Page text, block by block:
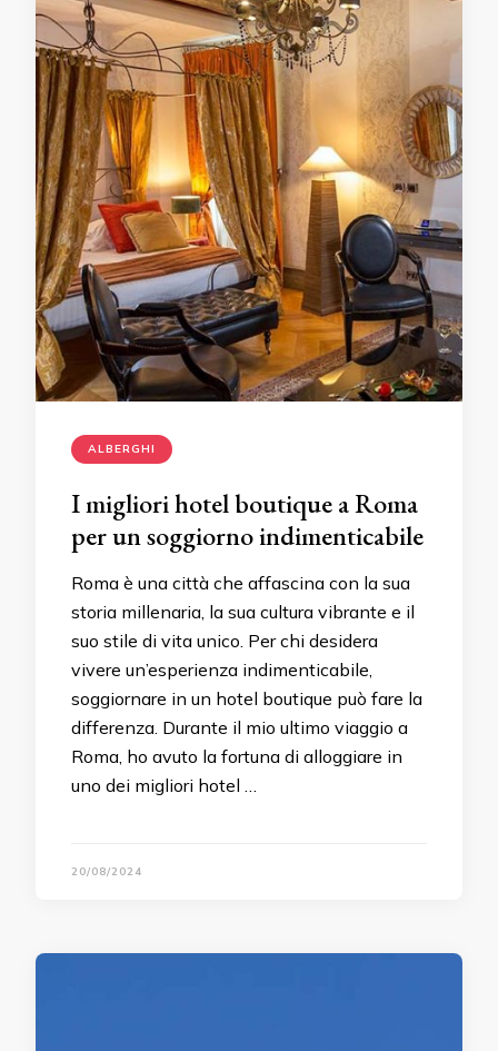
ALBERGHI
I migliori hotel boutique a Roma
per un soggiorno indimenticabile
Roma è una città che affascina con la sua
storia millenaria, la sua cultura vibrante e il
suo stile di vita unico. Per chi desidera
vivere un’esperienza indimenticabile,
soggiornare in un hotel boutique può fare la
differenza. Durante il mio ultimo viaggio a
Roma, ho avuto la fortuna di alloggiare in
uno dei migliori hotel …
20/08/2024